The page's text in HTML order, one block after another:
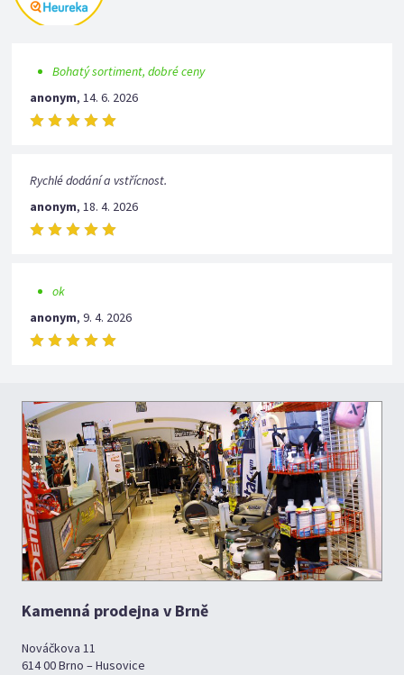
Bohatý sortiment, dobré ceny
anonym,14. 6. 2026
Rychlé dodání a vstřícnost.
anonym,18. 4. 2026
ok
anonym,9. 4. 2026
Kamenná prodejna v Brně
Nováčkova 11
614 00 Brno – Husovice